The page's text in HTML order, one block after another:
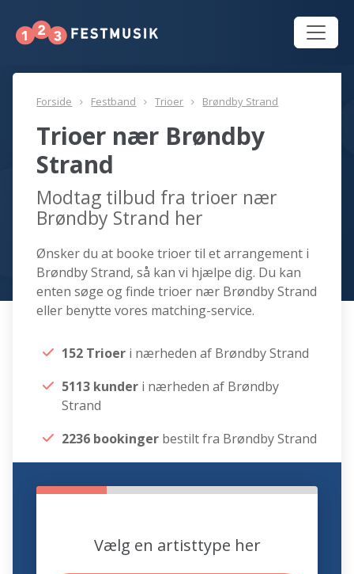
Forside Festband Trioer Brøndby Strand
Trioer nær Brøndby
Strand
Modtag tilbud fra trioer nær
Brøndby Strand her
Ønsker du at booke trioer til et arrangement i
Brøndby Strand, så kan vi hjælpe dig. Du kan
enten søge og finde trioer nær Brøndby Strand
eller benytte vores matching-service.
152 Trioer i nærheden af Brøndby Strand
5113 kunder i nærheden af Brøndby
Strand
2236 bookinger bestilt fra Brøndby Strand
Vælg en artisttype her